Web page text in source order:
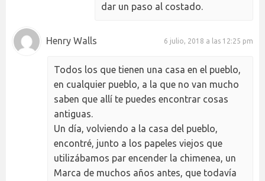
dar un paso al costado.
Henry Walls 6 julio, 2018 a las 12:25 pm
Todos los que tienen una casa en el pueblo,
en cualquier pueblo, a la que no van mucho
saben que allí te puedes encontrar cosas
antiguas.
Un día, volviendo a la casa del pueblo,
encontré, junto a los papeles viejos que
utilizábamos par encender la chimenea, un
Marca de muchos años antes, que todavía